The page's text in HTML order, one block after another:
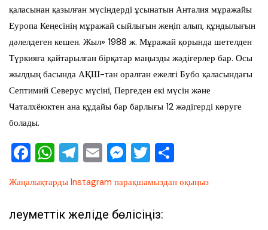
қаласынан қазылған мүсіндерді ұсынатын Анталия мұражайы
Еуропа Кеңесінің мұражай сыйлығын жеңіп алып, құндылығын
дәлелдеген кешен. Жыл» 1988 ж. Мұражай қорында шетелден
Түркияға қайтарылған бірқатар маңызды жәдігерлер бар. Осы
жылдың басында АҚШ-тан оралған ежелгі Бубо қаласындағы
Септимий Северус мүсіні, Пергеден екі мүсін және
Чаталхёюктен ана құдайы бар барлығы 12 жәдігерді көруге
болады.
F
c
e
W
at
s
T
e
gr
E
ai
l
M
ss
e
T
tt
er
ра
Жаңалықтарды Instagram парақшамыздан оқыңыз
Әлеуметтік желіде бөлісіңіз: